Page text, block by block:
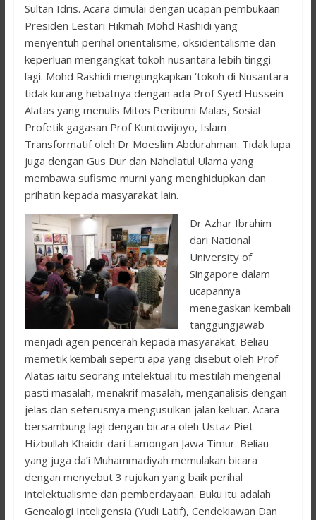
Sultan Idris. Acara dimulai dengan ucapan pembukaan
Presiden Lestari Hikmah Mohd Rashidi yang
menyentuh perihal orientalisme, oksidentalisme dan
keperluan mengangkat tokoh nusantara lebih tinggi
lagi. Mohd Rashidi mengungkapkan ‘tokoh di Nusantara
tidak kurang hebatnya dengan ada Prof Syed Hussein
Alatas yang menulis Mitos Peribumi Malas, Sosial
Profetik gagasan Prof Kuntowijoyo, Islam
Transformatif oleh Dr Moeslim Abdurahman. Tidak lupa
juga dengan Gus Dur dan Nahdlatul Ulama yang
membawa sufisme murni yang menghidupkan dan
prihatin kepada masyarakat lain.
Dr Azhar Ibrahim
dari National
University of
Singapore dalam
ucapannya
menegaskan kembali
tanggungjawab
menjadi agen pencerah kepada masyarakat. Beliau
memetik kembali seperti apa yang disebut oleh Prof
Alatas iaitu seorang intelektual itu mestilah mengenal
pasti masalah, menakrif masalah, menganalisis dengan
jelas dan seterusnya mengusulkan jalan keluar. Acara
bersambung lagi dengan bicara oleh Ustaz Piet
Hizbullah Khaidir dari Lamongan Jawa Timur. Beliau
yang juga da’i Muhammadiyah memulakan bicara
dengan menyebut 3 rujukan yang baik perihal
intelektualisme dan pemberdayaan. Buku itu adalah
Genealogi Inteligensia (Yudi Latif), Cendekiawan Dan